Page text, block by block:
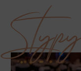
Stypy